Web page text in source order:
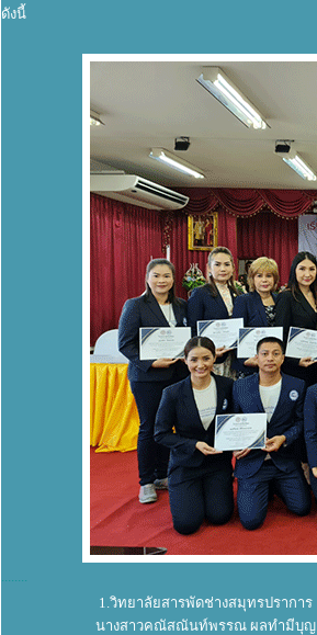
ดังนี้
........
1.วิทยาลัยสารพัดช่างสมุทรปราการ
นางสาวคณัสณันท์พรรณ ผลทำมีบุญ